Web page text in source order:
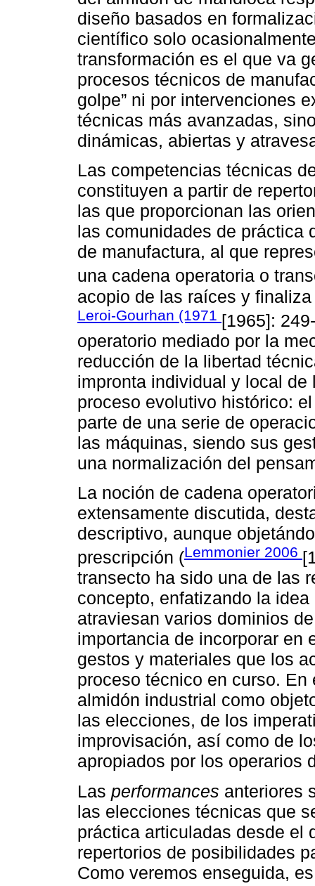
diseño basados en
científico solo
transformación es el que va
procesos técnicos de
golpe” ni por intervenciones
técnicas más avanzadas,
dinámicas, abiertas y
Las competencias técnicas
constituyen a partir de
las que proporcionan las
las comunidades de práctica
de manufactura, al que
una cadena operatoria o
acopio de las raíces y
Leroi-Gourhan (1971 [1965]:
operatorio mediado por la
reducción de la libertad
impronta individual y local
proceso evolutivo histórico:
parte de una serie de
las máquinas, siendo sus
una normalización del
La noción de cadena
extensamente discutida,
descriptivo, aunque
prescripción (Lemmonier 2006
transecto ha sido una de las
concepto, enfatizando la
atraviesan varios dominios
importancia de incorporar en
gestos y materiales que los
proceso técnico en curso.
almidón industrial como
las elecciones, de los
improvisación, así como de
apropiados por los operarios
Las performances anteriores
las elecciones técnicas que
práctica articuladas desde el
repertorios de posibilidades
Como veremos enseguida,